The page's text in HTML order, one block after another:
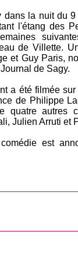
dans la nuit du
l'étang des
de Villette.
et Guy Paris,
de Sagy.
a été filmée
de Philippe
quatre autres
Julien Arruti et
est